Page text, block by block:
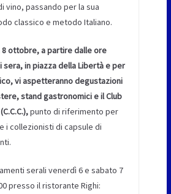
vino, passando per la sua
classico e metodo Italiano.
8 ottobre, a partire dalle ore
sera, in piazza della Libertà e per
vi aspetteranno degustazioni
stand gastronomici e il Club
punto di riferimento per
i collezionisti di capsule di
serali venerdì 6 e sabato 7
presso il ristorante Righi: